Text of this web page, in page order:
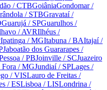
/ CTBGoiâniaGondomar/
/ STBGravataí/
Guarujá / SPGuarulhos /
/ AVRIlhéus /
Ipatinga / MGItabuna / BAItajaí/
Jaboatão dos Guararapes /
/ PBJoinville / SCJuazeiro
Fora / MGJundiaí/ SPLages /
/ VISLauro de Freitas /
/ ESLisboa / LISLondrina /